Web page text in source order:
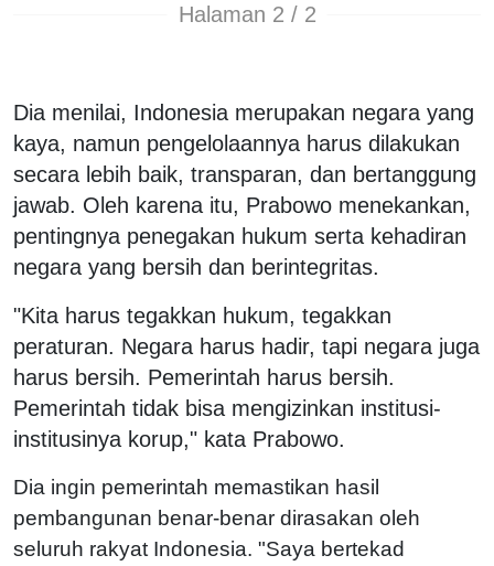
Halaman 2 / 2
Dia menilai, Indonesia merupakan negara yang
kaya, namun pengelolaannya harus dilakukan
secara lebih baik, transparan, dan bertanggung
jawab. Oleh karena itu, Prabowo menekankan,
pentingnya penegakan hukum serta kehadiran
negara yang bersih dan berintegritas.
"Kita harus tegakkan hukum, tegakkan
peraturan. Negara harus hadir, tapi negara juga
harus bersih. Pemerintah harus bersih.
Pemerintah tidak bisa mengizinkan institusi-
institusinya korup," kata Prabowo.
Dia ingin pemerintah memastikan hasil
pembangunan benar-benar dirasakan oleh
seluruh rakyat Indonesia. "Saya bertekad